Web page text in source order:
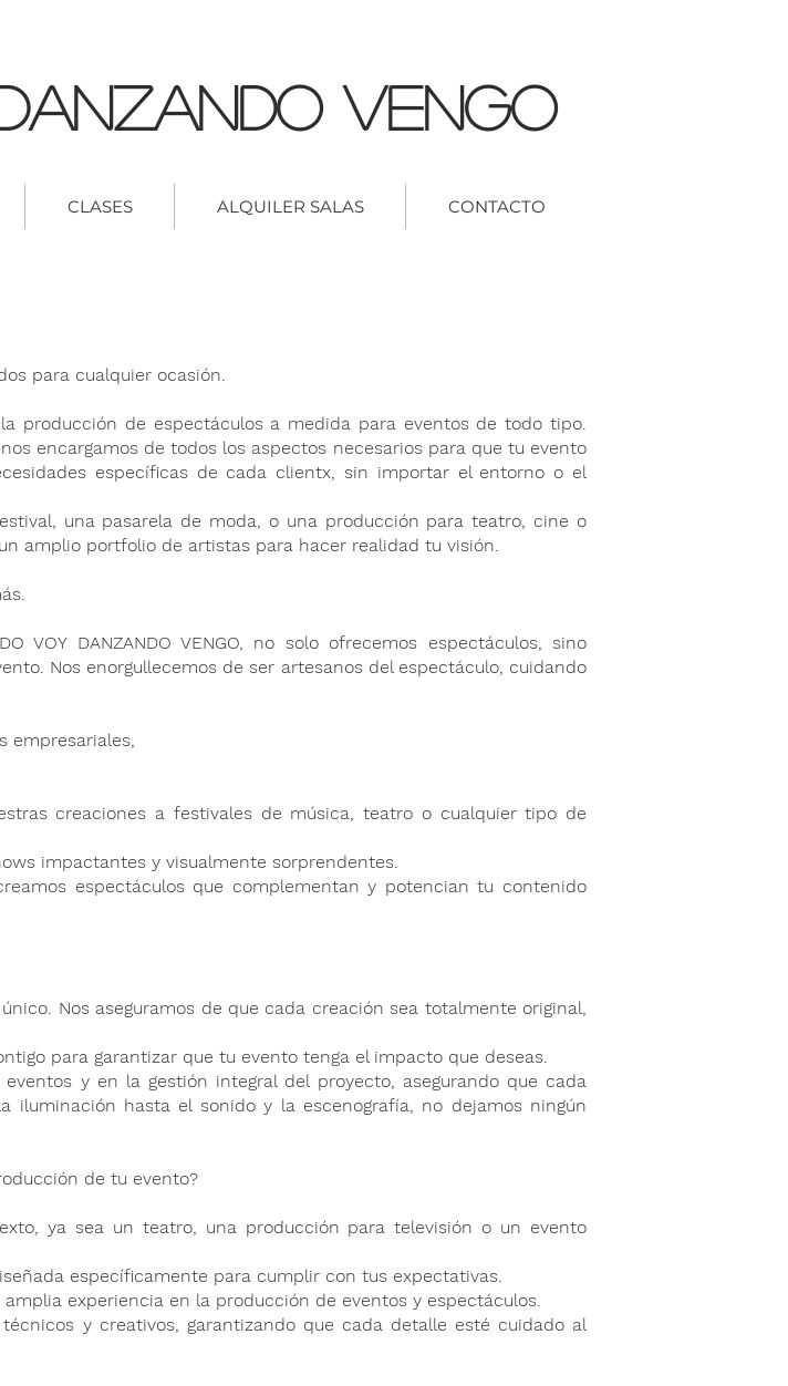
Vengo
CLASES ALQUILER SALAS CONTACTO
para cualquier ocasión.
la producción de espectáculos a medida para eventos de todo tipo.
encargamos de todos los aspectos necesarios para que tu evento
específicas de cada clientx, sin importar el entorno o el
una pasarela de moda, o una producción para teatro, cine o
amplio portfolio de artistas para hacer realidad tu visión.
VOY DANZANDO VENGO, no solo ofrecemos espectáculos, sino
Nos enorgullecemos de ser artesanos del espectáculo, cuidando
empresariales,
creaciones a festivales de música, teatro o cualquier tipo de
impactantes y visualmente sorprendentes.
espectáculos que complementan y potencian tu contenido
único. Nos aseguramos de que cada creación sea totalmente original,
para garantizar que tu evento tenga el impacto que deseas.
y en la gestión integral del proyecto, asegurando que cada
iluminación hasta el sonido y la escenografía, no dejamos ningún
de tu evento?
ya sea un teatro, una producción para televisión o un evento
específicamente para cumplir con tus expectativas.
experiencia en la producción de eventos y espectáculos.
y creativos, garantizando que cada detalle esté cuidado al